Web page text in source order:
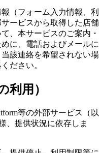
（フォーム入力情報、利
ービスから取得した店舗
、本サービスのご案内・
に、電話およびメールに
該連絡を希望されない場
ださい。
利用）
等の外部サービス（以
、提供状況に依存しま